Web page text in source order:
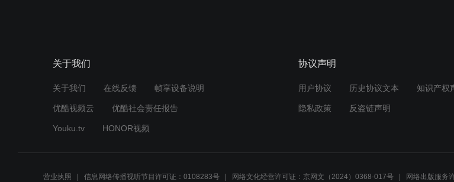
关于我们
关于我们 在线反馈 帧享设备说明
优酷视频云 优酷社会责任报告
Youku.tv HONOR视频
协议声明
用户协议 历史协议文本 知识产权
隐私政策 反盗链声明
营业执照 信息网络传播视听节目许可证：0108283号 网络文化经营许可证：京网文（2024）0368-017号 网络出版服务